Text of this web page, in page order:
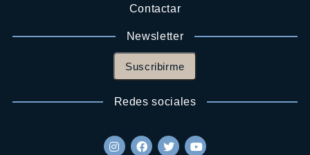
Contactar
Newsletter
Suscribirme
Redes sociales